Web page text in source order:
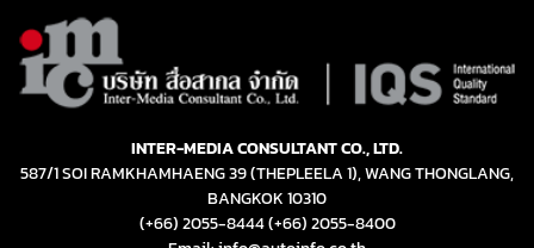
INTER-MEDIA CONSULTANT CO., LTD.
587/1 SOI RAMKHAMHAENG 39 (THEPLEELA 1), WANG THONGLANG,
BANGKOK 10310
(+66) 2055-8444(+66) 2055-8400